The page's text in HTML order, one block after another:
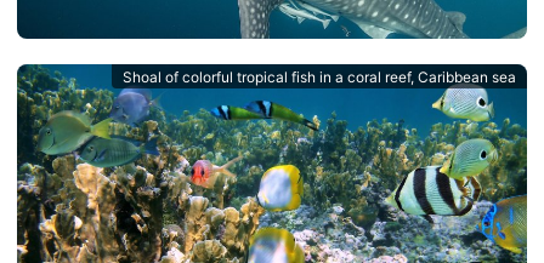
Shoal of colorful tropical fish in a coral reef, Caribbean sea